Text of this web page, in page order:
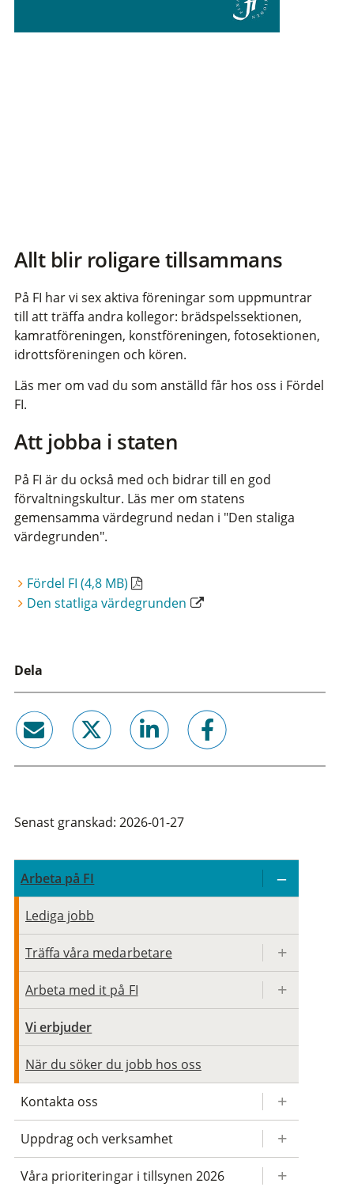
Allt blir roligare tillsammans
På FI har vi sex aktiva föreningar som uppmuntrar
till att träffa andra kollegor: brädspelssektionen,
kamratföreningen, konstföreningen, fotosektionen,
idrottsföreningen och kören.
Läs mer om vad du som anställd får hos oss i Fördel
FI.
Att jobba i staten
På FI är du också med och bidrar till en god
förvaltningskultur. Läs mer om statens
gemensamma värdegrund nedan i "Den staliga
värdegrunden".
Fördel FI (4,8 MB)
Den statliga värdegrunden
Dela
Senast granskad: 2026-01-27
Arbeta på FI
Lediga jobb
Träffa våra medarbetare
Arbeta med it på FI
Vi erbjuder
När du söker du jobb hos oss
Kontakta oss
Uppdrag och verksamhet
Våra prioriteringar i tillsynen 2026